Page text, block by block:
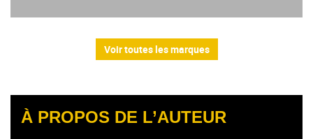
Voir toutes les marques
À PROPOS DE L’AUTEUR